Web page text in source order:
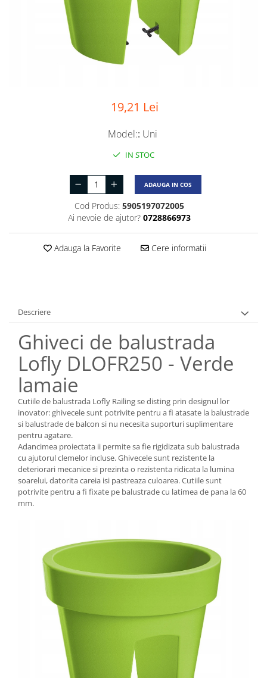
19,21 Lei
Model:: Uni
IN STOC
ADAUGA IN COS
Cod Produs: 5905197072005
Ai nevoie de ajutor? 0728866973
Adauga la Favorite Cere informatii
Descriere
Ghiveci de balustrada
Lofly DLOFR250 - Verde
lamaie
Cutiile de balustrada Lofly Railing se disting prin designul lor
inovator: ghivecele sunt potrivite pentru a fi atasate la balustrade
si balustrade de balcon si nu necesita suporturi suplimentare
pentru agatare.
Adancimea proiectata ii permite sa fie rigidizata sub balustrada
cu ajutorul clemelor incluse. Ghivecele sunt rezistente la
deteriorari mecanice si prezinta o rezistenta ridicata la lumina
soarelui, datorita careia isi pastreaza culoarea. Cutiile sunt
potrivite pentru a fi fixate pe balustrade cu latimea de pana la 60
mm.